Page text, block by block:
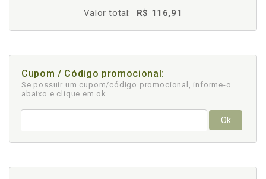
Valor total: R$ 116,91
Cupom / Código promocional:
Se possuir um cupom/código promocional, informe-o
abaixo e clique em ok
Ok